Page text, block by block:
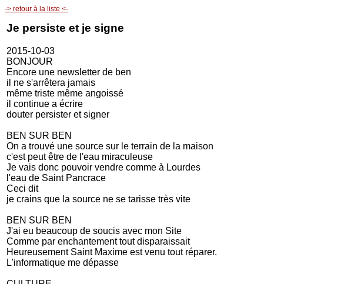
-> retour à la liste <-
Je persiste et je signe
2015-10-03
BONJOUR
Encore une newsletter de ben
il ne s'arrêtera jamais
même triste même angoissé
il continue a écrire
douter persister et signer
BEN SUR BEN
On a trouvé une source sur le terrain de la maison
c'est peut être de l'eau miraculeuse
Je vais donc pouvoir vendre comme à Lourdes
l'eau de Saint Pancrace
Ceci dit
je crains que la source ne se tarisse très vite
BEN SUR BEN
J'ai eu beaucoup de soucis avec mon Site
Comme par enchantement tout disparaissait
Heureusement Saint Maxime est venu tout réparer.
L'informatique me dépasse